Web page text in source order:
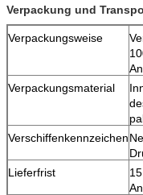
Verpackung und
Verpackungsweise
Verpackungsmaterial
Verschiffenkennzeichen
Lieferfrist